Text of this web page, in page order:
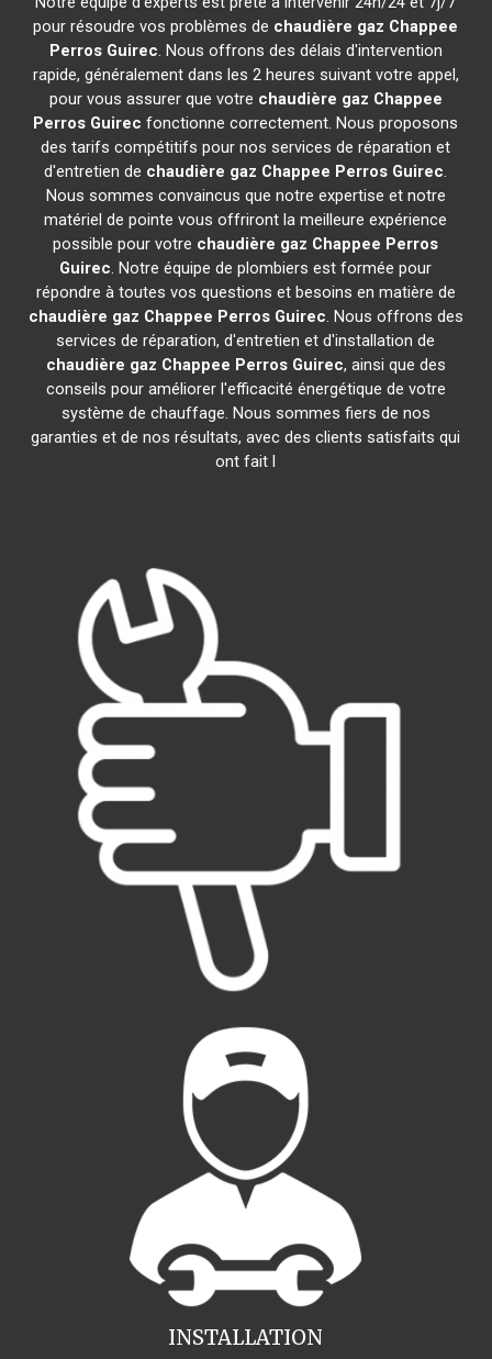
pour résoudre vos problèmes de chaudière gaz Chappee
Perros Guirec. Nous offrons des délais d'intervention
rapide, généralement dans les 2 heures suivant votre appel,
pour vous assurer que votre chaudière gaz Chappee
Perros Guirec fonctionne correctement. Nous proposons
des tarifs compétitifs pour nos services de réparation et
d'entretien de chaudière gaz Chappee Perros Guirec.
Nous sommes convaincus que notre expertise et notre
matériel de pointe vous offriront la meilleure expérience
possible pour votre chaudière gaz Chappee Perros
Guirec. Notre équipe de plombiers est formée pour
répondre à toutes vos questions et besoins en matière de
chaudière gaz Chappee Perros Guirec. Nous offrons des
services de réparation, d'entretien et d'installation de
chaudière gaz Chappee Perros Guirec, ainsi que des
conseils pour améliorer l'efficacité énergétique de votre
système de chauffage. Nous sommes fiers de nos
garanties et de nos résultats, avec des clients satisfaits qui
ont fait l
INSTALLATION